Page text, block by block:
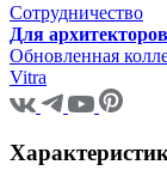
Сотрудничество
Для
Обновленная
Vitra